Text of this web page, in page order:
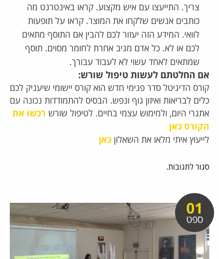
צריך. התייעצו עם איש מקצוע. קראו באינטרנט מה
כותבים אנשים שלקחו את המוצר. קראו על תופעות
לוואי. המידע הזה יעזור לכם להבין אם התוסף מתאים
לכם או לא. כל אדם מגיב אחרת לחומר מסוים. תוסף
שמתאים לאחד עשוי לא לעבוד עבורך.
אם החלטתם לעשות טיפול שורש:
קורס הדיגיטל סדר פנימי חדש הוא קורס יישומי שיעניק לכם
כלים לבריאות ואיזון גוף ונפש. הבסיס להתמודדות נכונה עם
אתגרי היום, ולמימוש עצמי בחיים. לטיפול שורש רכשו את
הקורס כאן
לייעוץ איתי מלאו את השאלון כאן
סגור לתגובות.
01
ספט